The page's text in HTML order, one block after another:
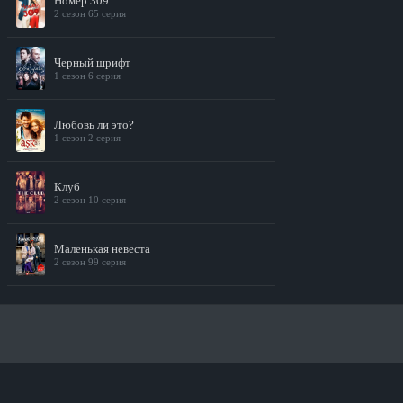
2 сезон 65 серия
Черный шрифт
1 сезон 6 серия
Любовь ли это?
1 сезон 2 серия
Клуб
2 сезон 10 серия
Маленькая невеста
2 сезон 99 серия